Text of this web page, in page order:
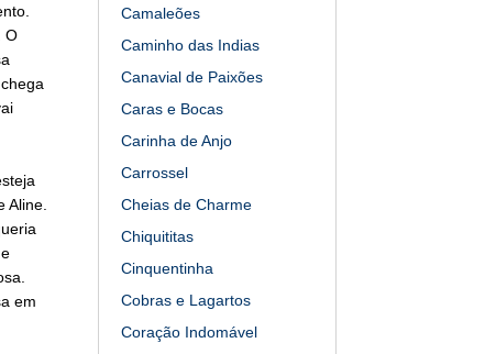
O
Aline.
em
Camaleões
Caminho das Indias
Canavial de Paixões
Caras e Bocas
Carinha de Anjo
Carrossel
Cheias de Charme
Chiquititas
Cinquentinha
Cobras e Lagartos
Coração Indomável